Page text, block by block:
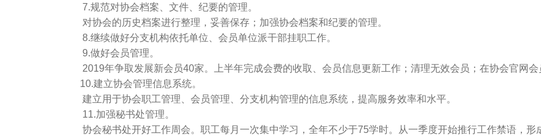
7.规范对协会档案、文件、纪要的管理。
对协会的历史档案进行整理，妥善保存；加强协会档案和纪要的管理。
8.继续做好分支机构依托单位、会员单位派干部挂职工作。
9.做好会员管理。
2019年争取发展新会员40家。上半年完成会费的收取、会员信息更新工作；清理无效会员；在协会官网会
10.建立协会管理信息系统。
建立用于协会职工管理、会员管理、分支机构管理的信息系统，提高服务效率和水平。
11.加强秘书处管理。
协会秘书处开好工作周会。职工每月一次集中学习，全年不少于75学时。从一季度开始推行工作禁语，形